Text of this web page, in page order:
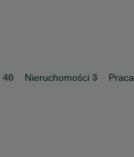
40 Nieruchomości 3 Praca